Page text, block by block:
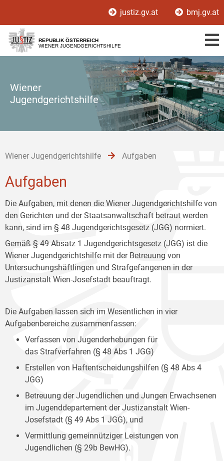
[1]
[2]
[3]
justiz.gv.at bmj.gv.at
REPUBLIK ÖSTERREICH
WIENER JUGENDGERICHTSHILFE
Wiener
Jugendgerichtshilfe
Wiener Jugendgerichtshilfe Aufgaben
Aufgaben
Die Aufgaben, mit denen die Wiener Jugendgerichtshilfe von
den Gerichten und der Staatsanwaltschaft betraut werden
kann, sind im § 48 Jugendgerichtsgesetz (JGG) normiert.
Gemäß § 49 Absatz 1 Jugendgerichtsgesetz (JGG) ist die
Wiener Jugendgerichtshilfe mit der Betreuung von
Untersuchungshäftlingen und Strafgefangenen in der
Justizanstalt Wien-Josefstadt beauftragt.
Die Aufgaben lassen sich im Wesentlichen in vier
Aufgabenbereiche zusammenfassen:
Verfassen von Jugenderhebungen für
das Strafverfahren (§ 48 Abs 1 JGG)
Erstellen von Haftentscheidungshilfen (§ 48 Abs 4
JGG)
Betreuung der Jugendlichen und Jungen Erwachsenen
im Jugenddepartement der Justizanstalt Wien-
Josefstadt (§ 49 Abs 1 JGG), und
Vermittlung gemeinnütziger Leistungen von
Jugendlichen (§ 29b BewHG).